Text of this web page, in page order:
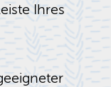
Ihres